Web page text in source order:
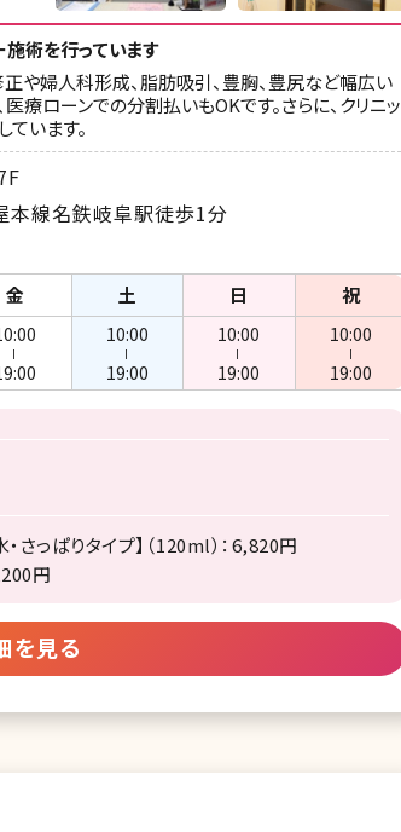
術を行っています
や婦人科形成、脂肪吸引、豊胸、豊尻など幅広い
療ローンでの分割払いもOKです。さらに、クリニッ
います。
本線名鉄岐阜駅徒歩1分
金 土 日 祝
10:00
19:00
10:00
19:00
10:00
19:00
さっぱりタイプ】（120ml）：6,820円
円
を見る